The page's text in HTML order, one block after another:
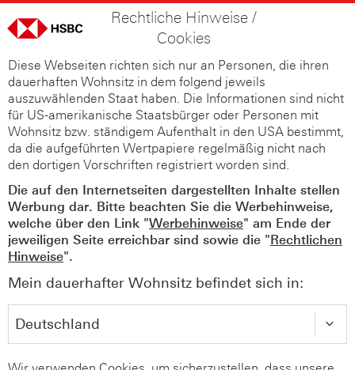
Rechtliche Hinweise /
Cookies
Diese Webseiten richten sich nur an Personen, die ihren
dauerhaften Wohnsitz in dem folgend jeweils
auszuwählenden Staat haben. Die Informationen sind nicht
für US-amerikanische Staatsbürger oder Personen mit
Wohnsitz bzw. ständigem Aufenthalt in den USA bestimmt,
da die aufgeführten Wertpapiere regelmäßig nicht nach
den dortigen Vorschriften registriert worden sind.
Die auf den Internetseiten dargestellten Inhalte stellen
Werbung dar. Bitte beachten Sie die Werbehinweise,
welche über den Link "Werbehinweise" am Ende der
jeweiligen Seite erreichbar sind sowie die "Rechtlichen
Hinweise".
Mein dauerhafter Wohnsitz befindet sich in: